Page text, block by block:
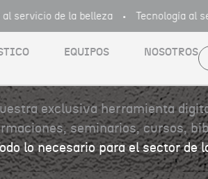
de la belleza Tecnología al
EQUIPOS NOSOTROS
exclusiva herramienta
seminarios, cursos,
lo necesario para el sector de